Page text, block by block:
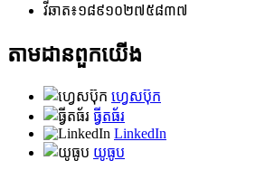
វីឆាត៖១៨៩១០២៧៥៨៣៧
តាមដានពួកយើង
ហ្វេសប៊ុក
ធ្វីតធ័រ
LinkedIn
យូធូប